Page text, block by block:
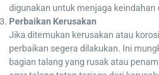
digunakan untuk menjaga keindahan
Perbaikan Kerusakan
Jika ditemukan kerusakan atau
perbaikan segera dilakukan. Ini
bagian talang yang rusak atau